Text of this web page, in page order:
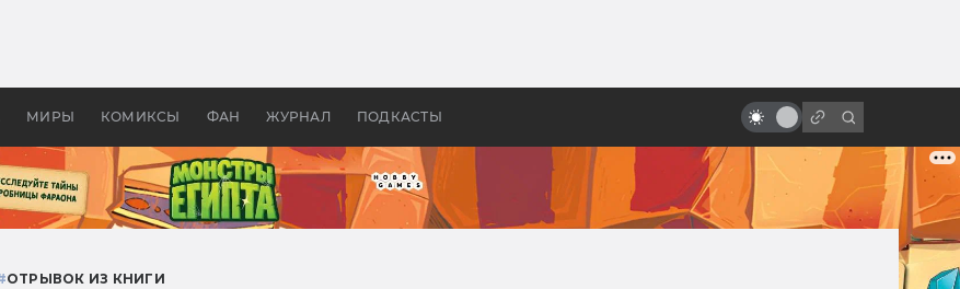
МИРЫ КОМИКСЫ ФАН ЖУРНАЛ ПОДКАСТЫ
в России —
бы «Властелина колец»
первый сценарий «Матрицы»
ОТРЫВОК ИЗ КНИГИ